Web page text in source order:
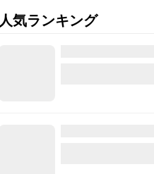
人気ランキング